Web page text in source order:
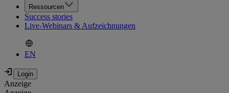
Ressourcen
Success stories
Live-Webinars & Aufzeichnungen
EN
Anzeige